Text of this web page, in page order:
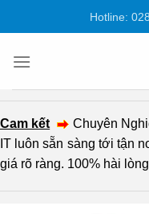
dung
Hotline:
Cam kết
Chuyên
IT luôn sẵn sàng tới tận
giá rõ ràng. 100% hài